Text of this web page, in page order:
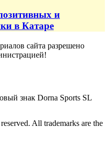
и
в Катаре
сайта разрешено
знак Dorna Sports SL
All trademarks are the